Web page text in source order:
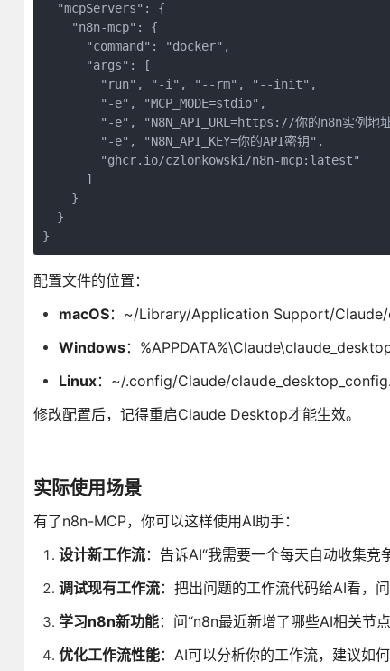
  "mcpServers": {
    "n8n-mcp": {
      "command": "docker",
      "args": [
        "run", "-i", "--rm", "--init",
        "-e", "MCP_MODE=stdio",
"-e", "N8N_API_URL=https://你的n8n实例地
        "-e", "N8N_API_KEY=你的API密钥",
        "ghcr.io/czlonkowski/n8n-mcp:latest"
      ]
    }
  }
}
配置文件的位置：
macOS：~/Library/Application Support/
Windows：
Linux：~/.config/Claude/
修改配置后，记得重启Claude Desktop才能生效。
实际使用场景
有了n8n-MCP，你可以这样使用AI助手：
设计新工作流：告诉AI“我需要一个每天自动收集
调试现有工作流：把出问题的工作流代码给AI看，
学习n8n新功能：问“n8n最近新增了哪些AI相关节
优化工作流性能：AI可以分析你的工作流，建议如